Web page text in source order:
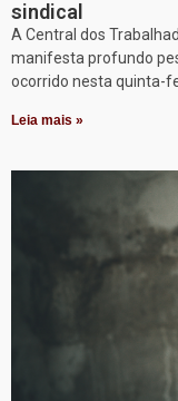
sindical
A Central dos
manifesta profundo
ocorrido nesta quinta-
Leia mais »